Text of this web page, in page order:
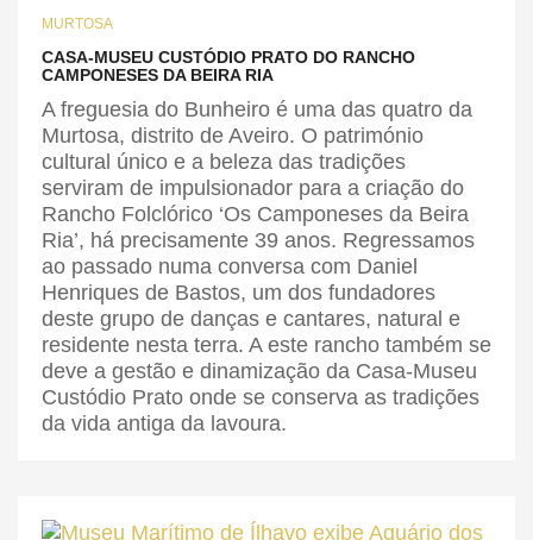
MURTOSA
CASA-MUSEU CUSTÓDIO PRATO DO RANCHO
CAMPONESES DA BEIRA RIA
A freguesia do Bunheiro é uma das quatro da
Murtosa, distrito de Aveiro. O património
cultural único e a beleza das tradições
serviram de impulsionador para a criação do
Rancho Folclórico ‘Os Camponeses da Beira
Ria’, há precisamente 39 anos. Regressamos
ao passado numa conversa com Daniel
Henriques de Bastos, um dos fundadores
deste grupo de danças e cantares, natural e
residente nesta terra. A este rancho também se
deve a gestão e dinamização da Casa-Museu
Custódio Prato onde se conserva as tradições
da vida antiga da lavoura.